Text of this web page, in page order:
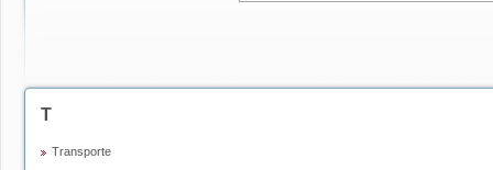
T
Transporte